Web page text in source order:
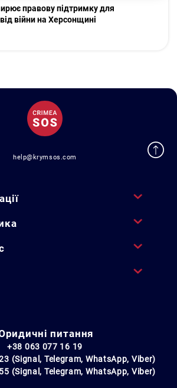
правову підтримку для
війни на Херсонщині
help@krymsos.com
питання
+38 063 077 16 19
(Signal, Telegram, WhatsApp, Viber)
(Signal, Telegram, WhatsApp, Viber)